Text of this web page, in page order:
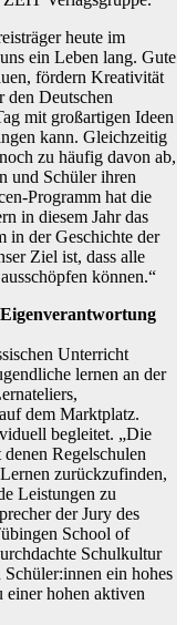
heute im
ein Leben lang. Gute
fördern Kreativität
Deutschen
mit großartigen Ideen
kann. Gleichzeitig
zu häufig davon ab,
und Schüler ihren
Programm hat die
in diesem Jahr das
in der Geschichte der
Ziel ist, dass alle
können.“
Unterricht
lernen an der
dem Marktplatz.
begleitet. „Die
Regelschulen
zurückzufinden,
Leistungen zu
der Jury des
School of
Schulkultur
ein hohes
einer hohen aktiven